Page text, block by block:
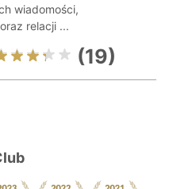
wiadomości,
relacji ...
(19)